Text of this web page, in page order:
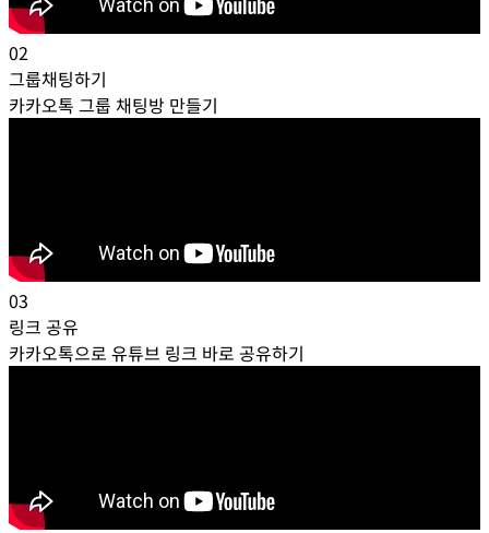
02
그룹채팅하기
카카오톡 그룹 채팅방 만들기
03
링크 공유
카카오톡으로 유튜브 링크 바로 공유하기